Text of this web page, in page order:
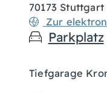
70173 Stuttgart
Zur
Parkplatz
Tiefgarage